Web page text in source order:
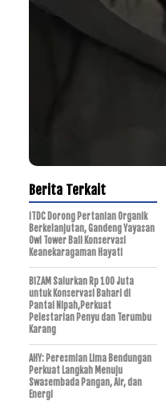
Berita Terkait
ITDC Dorong Pertanian Organik
Berkelanjutan, Gandeng Yayasan
Owl Tower Bali Konservasi
Keanekaragaman Hayati
BIZAM Salurkan Rp 100 Juta
untuk Konservasi Bahari di
Pantai Nipah,Perkuat
Pelestarian Penyu dan Terumbu
Karang
AHY: Peresmian Lima Bendungan
Perkuat Langkah Menuju
Swasembada Pangan, Air, dan
Energi